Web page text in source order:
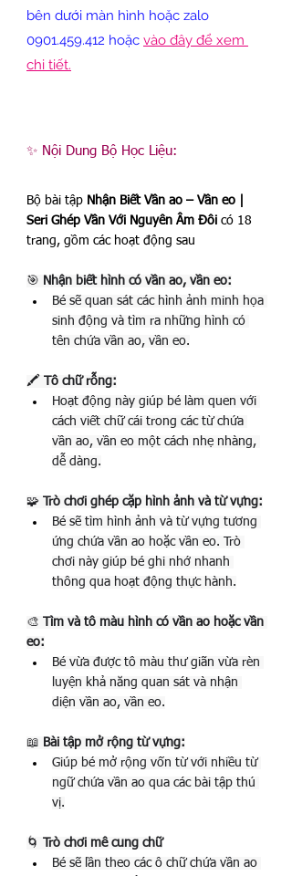
bên dưới màn hình hoặc zalo
0901.459.412 hoặc vào đây để xem
chi tiết.
✨ Nội Dung Bộ Học Liệu:
Bộ bài tập Nhận Biết Vần ao – Vần eo |
Seri Ghép Vần Với Nguyên Âm Đôi có 18
trang, gồm các hoạt động sau
🎯 Nhận biết hình có vần ao, vần eo:
Bé sẽ quan sát các hình ảnh minh họa
sinh động và tìm ra những hình có
tên chứa vần ao, vần eo.
🖍️
Tô chữ rỗng:
Hoạt động này giúp bé làm quen với
cách viết chữ cái trong các từ chứa
vần ao, vần eo một cách nhẹ nhàng,
dễ dàng.
🧩
Trò chơi ghép cặp hình ảnh và từ vựng:
Bé sẽ tìm hình ảnh và từ vựng tương
ứng chứa vần ao hoặc vần eo. Trò
chơi này giúp bé ghi nhớ nhanh
thông qua hoạt động thực hành.
🎨
Tìm và tô màu hình có vần ao hoặc vần
eo:
Bé vừa được tô màu thư giãn vừa rèn
luyện khả năng quan sát và nhận
diện vần ao, vần eo.
📖 Bài tập mở rộng từ vựng:
Giúp bé mở rộng vốn từ với nhiều từ
ngữ chứa vần ao qua các bài tập thú
vị.
🌀
Trò chơi mê cung chữ
Bé sẽ lần theo các ô chữ chứa vần ao